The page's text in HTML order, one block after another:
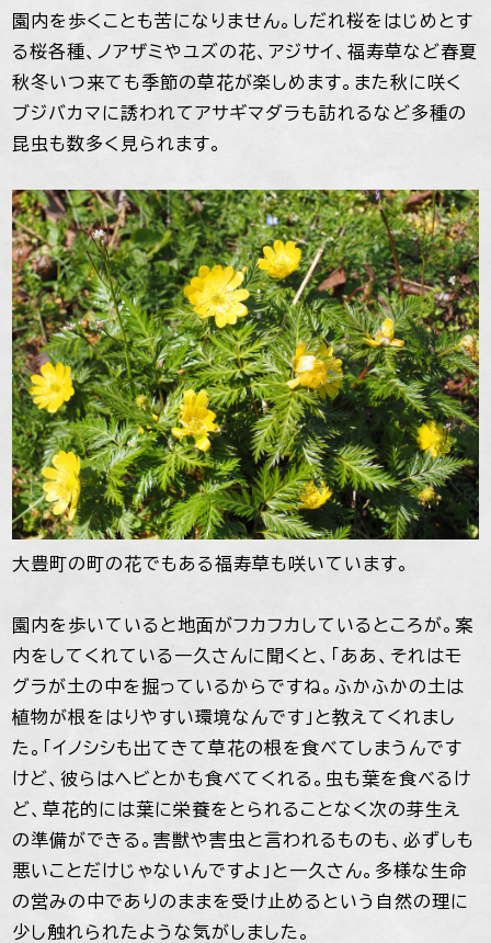
園内を歩くことも苦になりません。しだれ桜をはじめとす
る桜各種、ノアザミやユズの花、アジサイ、福寿草など春夏
秋冬いつ来ても季節の草花が楽しめます。また秋に咲く
ブジバカマに誘われてアサギマダラも訪れるなど多種の
昆虫も数多く見られます。
大豊町の町の花でもある福寿草も咲いています。
園内を歩いていると地面がフカフカしているところが。案
内をしてくれている一久さんに聞くと、「ああ、それはモ
グラが土の中を掘っているからですね。ふかふかの土は
植物が根をはりやすい環境なんです」と教えてくれまし
た。「イノシシも出てきて草花の根を食べてしまうんです
けど、彼らはヘビとかも食べてくれる。虫も葉を食べるけ
ど、草花的には葉に栄養をとられることなく次の芽生え
の準備ができる。害獣や害虫と言われるものも、必ずしも
悪いことだけじゃないんですよ」と一久さん。多様な生命
の営みの中でありのままを受け止めるという自然の理に
少し触れられたような気がしました。